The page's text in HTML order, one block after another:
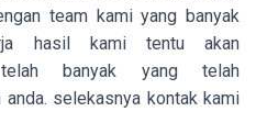
team kami yang banyak
hasil kami tentu akan
telah banyak yang telah
selekasnya kontak kami